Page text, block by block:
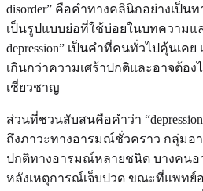
disorder” คือคำทางคลินิกอย่างเป็นทา
เป็นรูปแบบย่อที่ใช้บ่อยในบทความแ
depression” เป็นคำที่คนทั่วไปคุ้นเค
เกินกว่าความเศร้าปกติและอาจต้อง
เชี่ยวชาญ
ส่วนที่ชวนสับสนคือคำว่า
ถึงภาวะทางอารมณ์ชั่วคราว กลุ่มอ
ปกติทางอารมณ์หลายชนิด บางคนอ
หลังเหตุการณ์เจ็บปวด ขณะที่แพทย์อ